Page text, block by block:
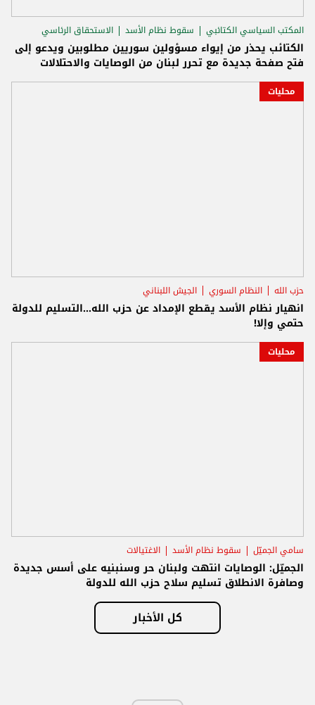
المكتب السياسي الكتائبي سقوط نظام الأسد الاستحقاق الرئاسي
الكتائب يحذر من إيواء مسؤولين سوريين مطلوبين ويدعو إلى
فتح صفحة جديدة مع تحرر لبنان من الوصايات والاحتلالات
محليات
حزب الله النظام السوري الجيش اللبناني
انهيار نظام الأسد يقطع الإمداد عن حزب الله...التسليم للدولة
حتمي وإلا!
محليات
سامي الجميّل سقوط نظام الأسد الاغتيالات
الجميّل: الوصايات انتهت ولبنان حر وسنبنيه على أسس جديدة
وصافرة الانطلاق تسليم سلاح حزب الله للدولة
كل الأخبار